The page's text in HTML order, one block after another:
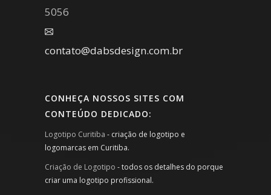
5056
contato@dabsdesign.com.br
CONHEÇA NOSSOS SITES COM
CONTEÚDO DEDICADO:
Logotipo Curitiba - criação de logotipo e
logomarcas em Curitiba.
Criação de Logotipo - todos os detalhes do porque
criar uma logotipo profissional.